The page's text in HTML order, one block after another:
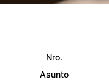
Nro.
Asunto